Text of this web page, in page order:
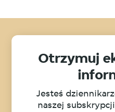
Otrzymuj
Jesteś
naszej